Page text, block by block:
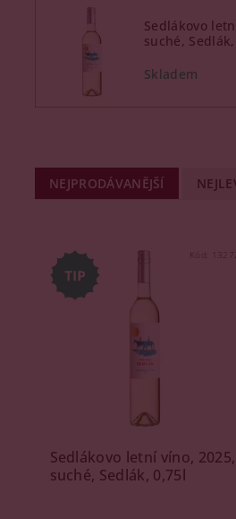
Sedlákovo
suché,
NEJPRODÁVANĚJŠÍ
Kód: 13272
Sedlákovo letní víno, 2025,
suché, Sedlák, 0,75l